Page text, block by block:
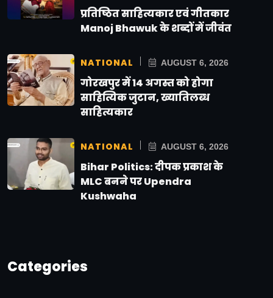
प्रतिष्ठित साहित्यकार एवं गीतकार
Manoj Bhawuk के शब्दों में जीवंत
NATIONAL AUGUST 6, 2026
गोरखपुर में 14 अगस्त को होगा
साहित्यिक जुटान, ख्यातिलब्ध
साहित्यकार
NATIONAL AUGUST 6, 2026
Bihar Politics: दीपक प्रकाश के
MLC बनने पर Upendra
Kushwaha
Categories